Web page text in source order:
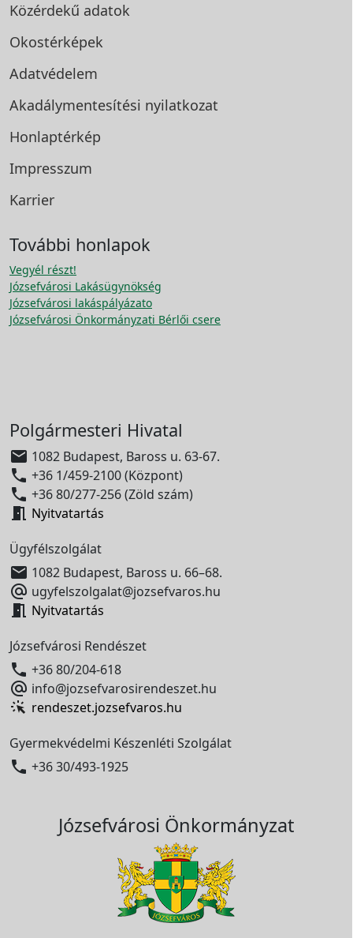
Közérdekű adatok
Okostérképek
Adatvédelem
Akadálymentesítési nyilatkozat
Honlaptérkép
Impresszum
Karrier
További honlapok
Vegyél részt!
Józsefvárosi Lakásügynökség
Józsefvárosi lakáspályázato
Józsefvárosi Önkormányzati Bérlői csere
Polgármesteri Hivatal
 1082 Budapest, Baross u. 63-67.
 +36 1/459-2100 (Központ)
 +36 80/277-256 (Zöld szám)
 Nyitvatartás
Ügyfélszolgálat
 1082 Budapest, Baross u. 66–68.
 ugyfelszolgalat@jozsefvaros.hu
 Nyitvatartás
Józsefvárosi Rendészet
 +36 80/204-618
 info@jozsefvarosirendeszet.hu
rendeszet.jozsefvaros.hu
Gyermekvédelmi Készenléti Szolgálat
 +36 30/493-1925
Józsefvárosi Önkormányzat